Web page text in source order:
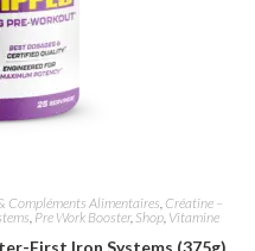
Compléments Alimentaires, Créatine –
, Pre Work Booster, Shop, Vitamine